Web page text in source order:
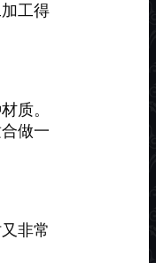
工得
质。
做一
非常